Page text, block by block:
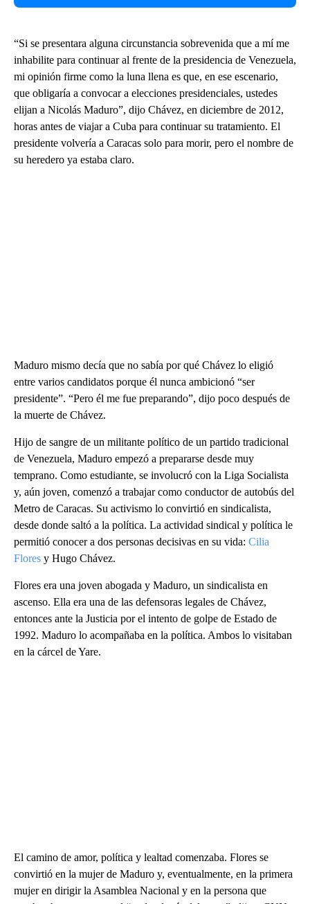
“Si se presentara alguna circunstancia sobrevenida que a mí me
inhabilite para continuar al frente de la presidencia de Venezuela,
mi opinión firme como la luna llena es que, en ese escenario,
que obligaría a convocar a elecciones presidenciales, ustedes
elijan a Nicolás Maduro”, dijo Chávez, en diciembre de 2012,
horas antes de viajar a Cuba para continuar su tratamiento. El
presidente volvería a Caracas solo para morir, pero el nombre de
su heredero ya estaba claro.
Maduro mismo decía que no sabía por qué Chávez lo eligió
entre varios candidatos porque él nunca ambicionó “ser
presidente”. “Pero él me fue preparando”, dijo poco después de
la muerte de Chávez.
Hijo de sangre de un militante político de un partido tradicional
de Venezuela, Maduro empezó a prepararse desde muy
temprano. Como estudiante, se involucró con la Liga Socialista
y, aún joven, comenzó a trabajar como conductor de autobús del
Metro de Caracas. Su activismo lo convirtió en sindicalista,
desde donde saltó a la política. La actividad sindical y política le
permitió conocer a dos personas decisivas en su vida: Cilia
Flores y Hugo Chávez.
Flores era una joven abogada y Maduro, un sindicalista en
ascenso. Ella era una de las defensoras legales de Chávez,
entonces ante la Justicia por el intento de golpe de Estado de
1992. Maduro lo acompañaba en la política. Ambos lo visitaban
en la cárcel de Yare.
El camino de amor, política y lealtad comenzaba. Flores se
convirtió en la mujer de Maduro y, eventualmente, en la primera
mujer en dirigir la Asamblea Nacional y en la persona que